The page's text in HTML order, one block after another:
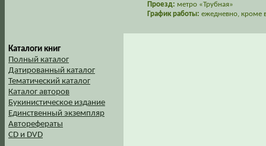
Проезд: метро «Трубная»
График работы: ежедневно, кроме
Каталоги книг
Полный каталог
Датированный каталог
Тематический каталог
Каталог авторов
Букинистическое издание
Единственный экземпляр
Авторефераты
CD и DVD